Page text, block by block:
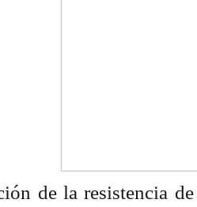
de la resistencia